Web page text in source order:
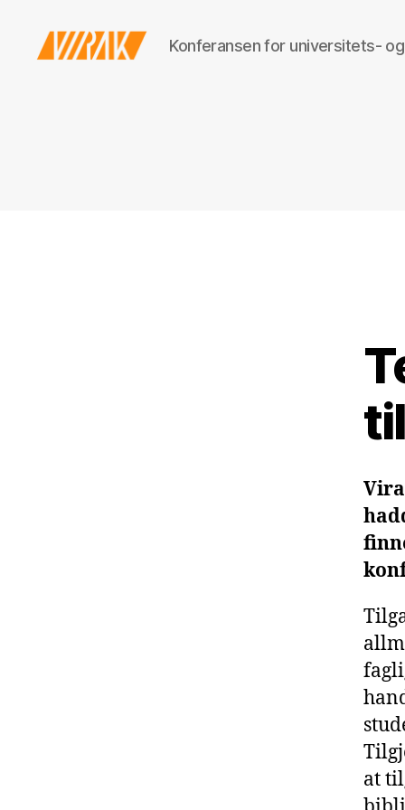
Konferansen for universitets-
at